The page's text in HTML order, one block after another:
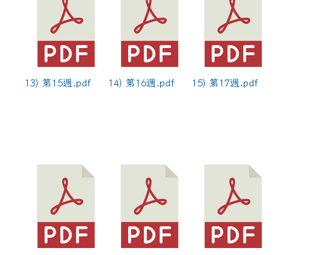
13) 第15週.pdf 14) 第16週.pdf 15) 第17週.pdf